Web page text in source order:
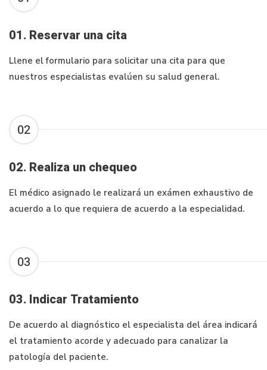
01. Reservar una cita
Llene el formulario para solicitar una cita para que
nuestros especialistas evalúen su salud general.
02
02. Realiza un chequeo
El médico asignado le realizará un exámen exhaustivo de
acuerdo a lo que requiera de acuerdo a la especialidad.
03
03. Indicar Tratamiento
De acuerdo al diagnóstico el especialista del área indicará
el tratamiento acorde y adecuado para canalizar la
patología del paciente.